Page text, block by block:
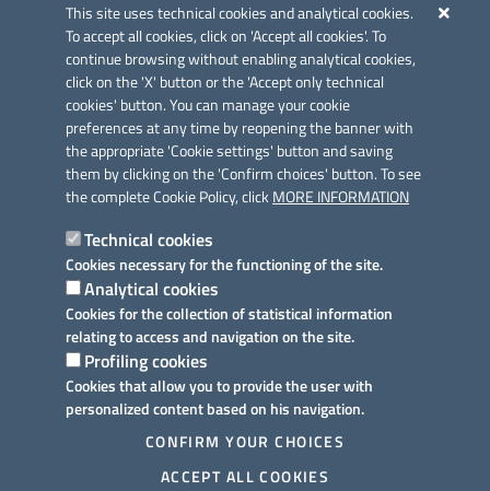
This site uses technical cookies and analytical cookies.
To accept all cookies, click on 'Accept all cookies'. To
continue browsing without enabling analytical cookies,
click on the 'X' button or the 'Accept only technical
cookies' button. You can manage your cookie
preferences at any time by reopening the banner with
the appropriate 'Cookie settings' button and saving
them by clicking on the 'Confirm choices' button. To see
the complete Cookie Policy, clickMORE INFORMATION
Technical cookies
Cookies necessary for the functioning of the site.
Analytical cookies
Cookies for the collection of statistical information
relating to access and navigation on the site.
Profiling cookies
Cookies that allow you to provide the user with
personalized content based on his navigation.
CONFIRM YOUR CHOICES
ACCEPT ALL COOKIES
Fax: 0832 360821
Email: comunesurbo@pec.it
Posta Elettronica Certificata: comunesurbo@pec.it
Iniziativa finanziata con risorse del POC Puglia 2014-2020. Asse II.
Azione 2.3.
Link utili
Informativa privacy
Cookie policy
Dichiarazione di accessibilità
Meccanismo di feedback